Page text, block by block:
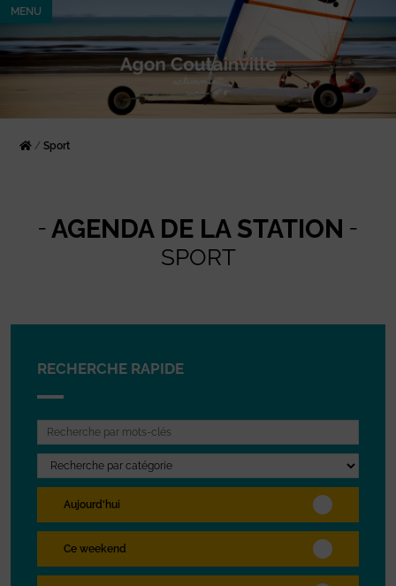
MENU
/Sport
AGENDA DE LA STATION
SPORT
RECHERCHE RAPIDE
Aujourd'hui
Ce weekend